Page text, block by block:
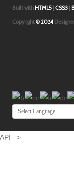
Built with HTML5 CSS3
Copyright© 2024
API –>